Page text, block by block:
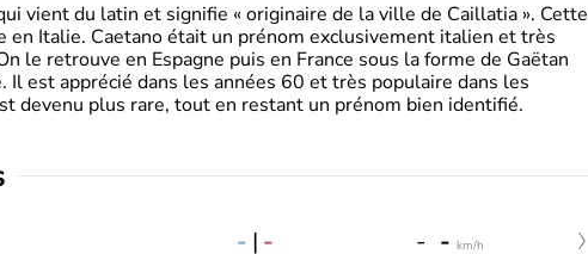
vient du latin et signifie « originaire de la ville de Caillatia ». Cette
en Italie. Caetano était un prénom exclusivement italien et très
le retrouve en Espagne puis en France sous la forme de Gaëtan
Il est apprécié dans les années 60 et très populaire dans les
devenu plus rare, tout en restant un prénom bien identifié.
- | - - - km/h